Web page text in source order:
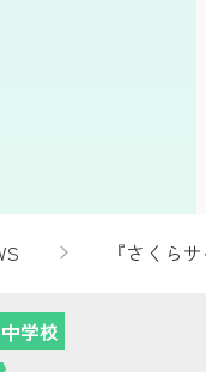
『さくら
中学校